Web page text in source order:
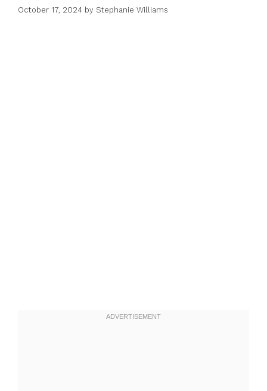
October 17, 2024 by Stephanie Williams